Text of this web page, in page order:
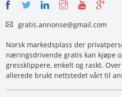
gratis.annonse@gmail.com
Norsk markedsplass der
næringsdrivende gratis kan kjøpe
gressklippere, enkelt og raskt.
allerede brukt nettstedet vårt til